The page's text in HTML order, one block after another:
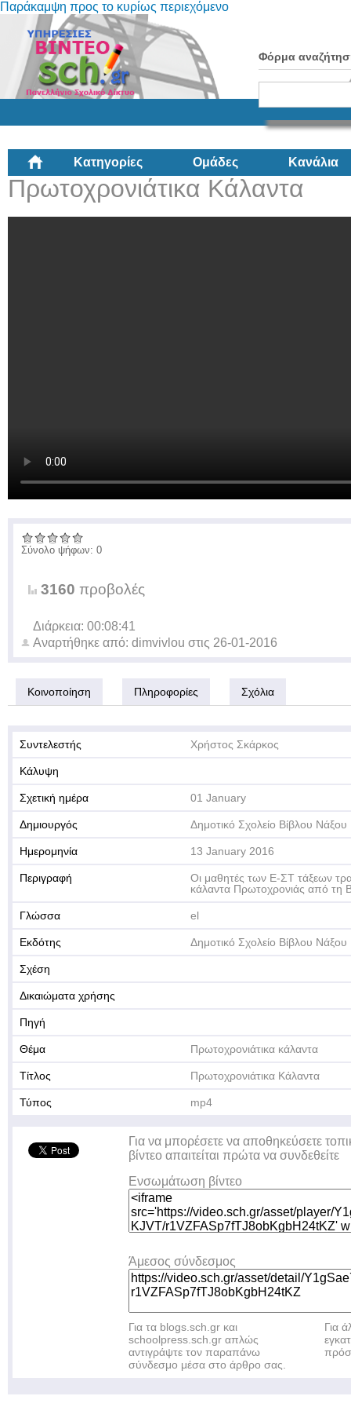
Παράκαμψη προς το κυρίως περιεχόμενο
Φόρμα
Κατηγορίες Ομάδες Κανάλια
Πρωτοχρονιάτικα Κάλαντα
Σύνολο ψήφων: 0
3160 προβολές
Διάρκεια: 00:08:41
Αναρτήθηκε από: dimvivlou στις 26-01-2016
Κοινοποίηση Πληροφορίες Σχόλια
Συντελεστής Χρήστος Σκάρκος
Κάλυψη
Σχετική ημέρα 01 January
Δημιουργός Δημοτικό Σχολείο Βίβλου Νάξου
Ημερομηνία 13 January 2016
Περιγραφή
Οι μαθητές των Ε-ΣΤ τάξεων
κάλαντα Πρωτοχρονιάς από τη
Γλώσσα el
Εκδότης Δημοτικό Σχολείο Βίβλου Νάξου
Σχέση
Δικαιώματα χρήσης
Πηγή
Θέμα Πρωτοχρονιάτικα κάλαντα
Τίτλος Πρωτοχρονιάτικα Κάλαντα
Τύπος mp4
Για να μπορέσετε να αποθηκεύσετε
βίντεο απαιτείται πρώτα να συνδεθείτε
Ενσωμάτωση βίντεο
Άμεσος σύνδεσμος
Για τα blogs.sch.gr και
schoolpress.sch.gr απλώς
αντιγράψτε τον παραπάνω
σύνδεσμο μέσα στο άρθρο σας.
Για